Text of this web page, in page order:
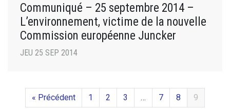
Communiqué – 25 septembre 2014 –
L’environnement, victime de la nouvelle
Commission européenne Juncker
JEU 25 SEP 2014
« Précédent 1 2 3 … 7 8 9